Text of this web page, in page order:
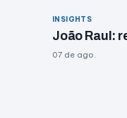
INSIGHTS
João Raul:
07 de ago.